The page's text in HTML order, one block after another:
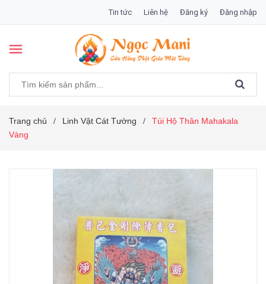
Tin tức Liên hệ Đăng ký Đăng nhập
Trang chủ / Linh Vật Cát Tường /
Túi Hộ Thân Mahakala
Vàng